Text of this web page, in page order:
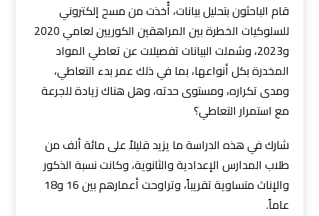
قام الباحثون بتحليل بيانات، أُخذت من مسح إلكتروني
للسلوكيات الخطرة بين المراهقين الكوريين لعامي 2020
و2023، وشملت البيانات تفصيلات عن تعاطي المواد
المخدرة بكل أنواعها، بما في ذلك عمر بدء التعاطي،
ومدى تكراره، ومستوى حدته، وهل هناك زيادة للجرعة
مع استمرار التعاطي؟
شارك في هذه الدراسة ما يزيد قليلاً على مائة ألف من
طلاب المدارس الإعدادية والثانوية، وكانت نسبة الذكور
والإناث متساوية تقريباً، وتراوحت أعمارهم بين 16 و18
عاماً.